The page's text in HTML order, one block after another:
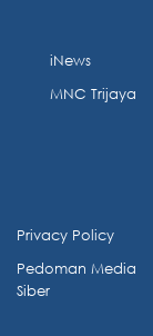
iNews
MNC Trijaya
Privacy Policy
Pedoman Media
Siber